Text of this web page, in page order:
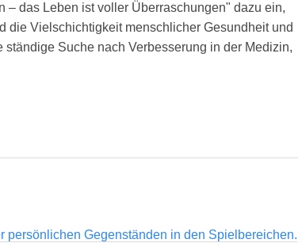
– das Leben ist voller Überraschungen" dazu ein,
die Vielschichtigkeit menschlicher Gesundheit und
Suche nach Verbesserung in der Medizin,
persönlichen Gegenständen in den Spielbereichen.